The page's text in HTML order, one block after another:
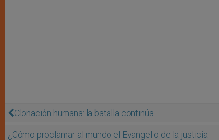
Clonación humana: la batalla continúa
¿Cómo proclamar al mundo el Evangelio de la justicia